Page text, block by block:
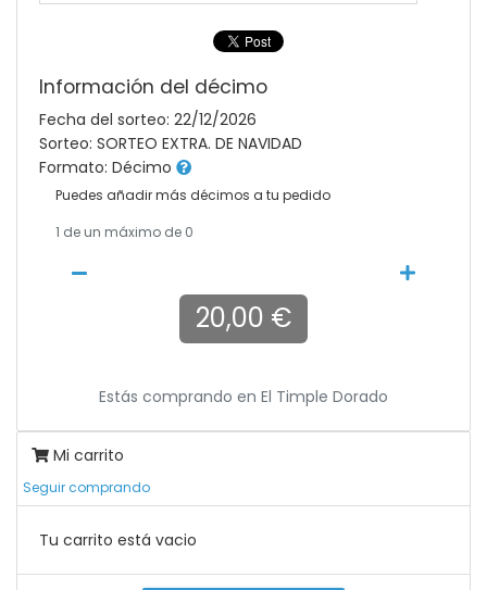
Información del décimo
Fecha del sorteo: 22/12/2026
Sorteo: SORTEO EXTRA. DE NAVIDAD
Formato: Décimo
Puedes añadir más décimos a tu pedido
1 de un máximo de 0
20,00 €
Estás comprando en El Timple Dorado
Mi carrito
Seguir comprando
Tu carrito está vacio